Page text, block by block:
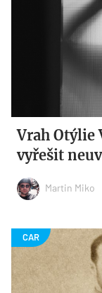
Vrah Otýlie
vyřešit
Martin Miko